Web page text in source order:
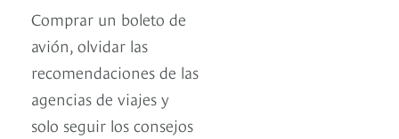
Comprar un boleto de
avión, olvidar las
recomendaciones de las
agencias de viajes y
solo seguir los consejos